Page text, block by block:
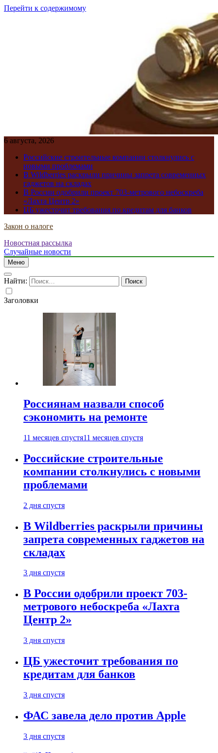
Перейти к содержимому
6 августа, 2026
Российские строительные компании столкнулись с
новыми проблемами
В Wildberries раскрыли причины запрета современных
гаджетов на складах
В России одобрили проект 703-метрового небоскреба
«Лахта Центр 2»
ЦБ ужесточит требования по кредитам для банков
Закон о налоге
Новостная рассылка
Случайные новости
Меню
Найти:
Заголовки
Россиянам назвали способ
сэкономить на ремонте
11 месяцев спустя11 месяцев спустя
Российские строительные
компании столкнулись с новыми
проблемами
2 дня спустя
В Wildberries раскрыли причины
запрета современных гаджетов на
складах
3 дня спустя
В России одобрили проект 703-
метрового небоскреба «Лахта
Центр 2»
3 дня спустя
ЦБ ужесточит требования по
кредитам для банков
3 дня спустя
ФАС завела дело против Apple
3 дня спустя